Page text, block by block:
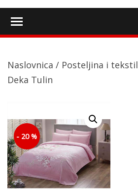
Naslovnica / Posteljina i tekstil
Deka Tulin
- 20 %